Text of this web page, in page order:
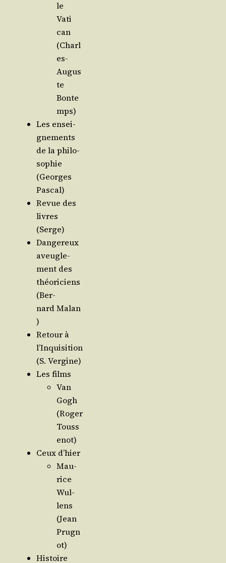
le
Vati­
can
(Charl
es-
Augus
te
Bonte
mps)
Les ensei­
gne­ments
de la phi­lo­
so­phie
(Georges
Pascal)
Revue des
livres
(Serge)
Dan­ge­reux
aveu­gle­
ment des
théo­ri­ciens
(Ber­
nard Malan
)
Retour à
l’In­qui­si­tion
(S. Vergine)
Les films
Van
Gogh
(Roger
Touss
enot)
Ceux d’hier
Mau­
rice
Wul­
lens
(Jean
Prugn
ot)
His­toire